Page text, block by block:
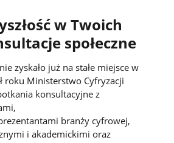
w Twoich
społeczne
zyskało już na stałe miejsce w
roku Ministerstwo Cyfryzacji
konsultacyjne z
branży cyfrowej,
i akademickimi oraz